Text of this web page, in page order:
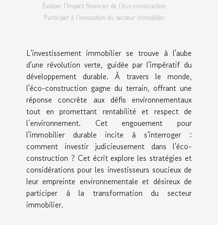
Évaluer l'impact financier de l'éco-construction
Participer à l'innovation du secteur immobilier
L'investissement immobilier se trouve à l'aube
d'une révolution verte, guidée par l'impératif du
développement durable. À travers le monde,
l'éco-construction gagne du terrain, offrant une
réponse concrète aux défis environnementaux
tout en promettant rentabilité et respect de
l’environnement. Cet engouement pour
l'immobilier durable incite à s'interroger :
comment investir judicieusement dans l'éco-
construction ? Cet écrit explore les stratégies et
considérations pour les investisseurs soucieux de
leur empreinte environnementale et désireux de
participer à la transformation du secteur
immobilier.